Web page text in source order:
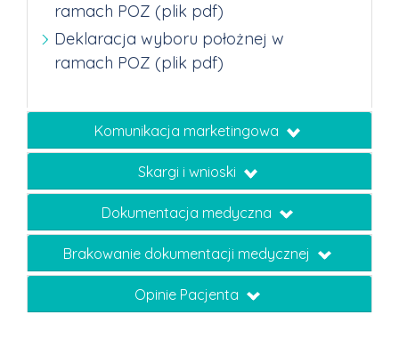
ramach POZ (plik pdf)
Deklaracja wyboru położnej w
ramach POZ (plik pdf)
Komunikacja marketingowa
Skargi i wnioski
Dokumentacja medyczna
Brakowanie dokumentacji medycznej
Opinie Pacjenta